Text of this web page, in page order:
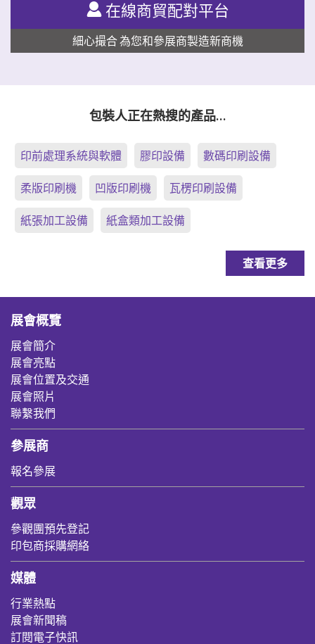
在線商貿配對平台
細心撮合 為您和參展商製造新商機
包裝人正在熱搜的產品…
印前處理系統與軟體 膠印設備 數碼印刷設備
柔版印刷機 凹版印刷機 瓦楞印刷設備
紙張加工設備 紙盒類加工設備
查看更多
展會概覽
展會簡介
展會亮點
展會位置及交通
展會照片
聯繫我們
參展商
報名參展
觀眾
參觀團預先登記
印包商採購網絡
媒體
行業熱點
展會新聞稿
訂閱電子快訊